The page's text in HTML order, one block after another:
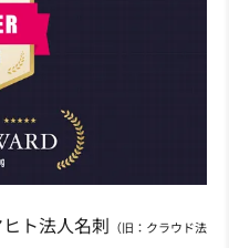
ト法人名刺 （旧：クラウド法